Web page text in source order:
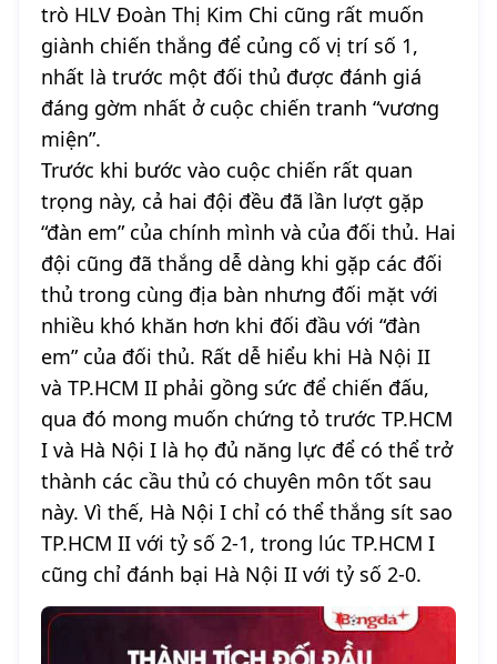
trò HLV Đoàn Thị Kim Chi cũng rất muốn
giành chiến thắng để củng cố vị trí số 1,
nhất là trước một đối thủ được đánh giá
đáng gờm nhất ở cuộc chiến tranh “vương
miện”.
Trước khi bước vào cuộc chiến rất quan
trọng này, cả hai đội đều đã lần lượt gặp
“đàn em” của chính mình và của đối thủ. Hai
đội cũng đã thắng dễ dàng khi gặp các đối
thủ trong cùng địa bàn nhưng đối mặt với
nhiều khó khăn hơn khi đối đầu với “đàn
em” của đối thủ. Rất dễ hiểu khi Hà Nội II
và TP.HCM II phải gồng sức để chiến đấu,
qua đó mong muốn chứng tỏ trước TP.HCM
I và Hà Nội I là họ đủ năng lực để có thể trở
thành các cầu thủ có chuyên môn tốt sau
này. Vì thế, Hà Nội I chỉ có thể thắng sít sao
TP.HCM II với tỷ số 2-1, trong lúc TP.HCM I
cũng chỉ đánh bại Hà Nội II với tỷ số 2-0.